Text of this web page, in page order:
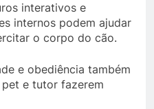
interativos e
internos podem ajudar
o corpo do cão.
e obediência também
e tutor fazerem